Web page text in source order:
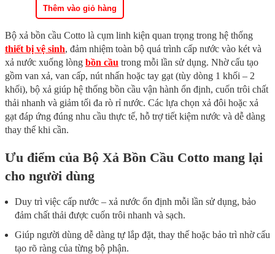
18.000.000 ₫.
là:
12.960.000 ₫.
Thêm vào giỏ hàng
Bộ xả bồn cầu Cotto là cụm linh kiện quan trọng trong hệ thống
thiết bị vệ sinh, đảm nhiệm toàn bộ quá trình cấp nước vào két và
xả nước xuống lòng bồn cầu trong mỗi lần sử dụng. Nhờ cấu tạo
gồm van xả, van cấp, nút nhấn hoặc tay gạt (tùy dòng 1 khối – 2
khối), bộ xả giúp hệ thống bồn cầu vận hành ổn định, cuốn trôi chất
thải nhanh và giảm tối đa rò rỉ nước. Các lựa chọn xả đôi hoặc xả
gạt đáp ứng đúng nhu cầu thực tế, hỗ trợ tiết kiệm nước và dễ dàng
thay thế khi cần.
Ưu điểm của Bộ Xả Bồn Cầu Cotto mang lại
cho người dùng
Duy trì việc cấp nước – xả nước ổn định mỗi lần sử dụng, bảo
đảm chất thải được cuốn trôi nhanh và sạch.
Giúp người dùng dễ dàng tự lắp đặt, thay thế hoặc bảo trì nhờ cấu
tạo rõ ràng của từng bộ phận.